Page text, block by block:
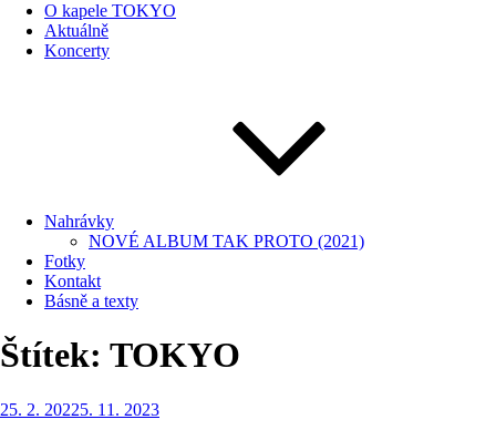
O kapele TOKYO
Aktuálně
Koncerty
Nahrávky
NOVÉ ALBUM TAK PROTO (2021)
Fotky
Kontakt
Básně a texty
Štítek: TOKYO
Publikováno
25. 2. 20225. 11. 2023